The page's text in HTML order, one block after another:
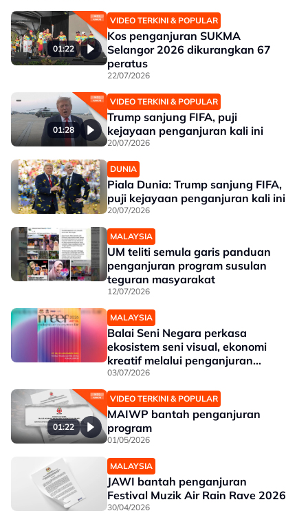
01:22
VIDEO TERKINI & POPULAR
Kos penganjuran SUKMA
Selangor 2026 dikurangkan 67
peratus
22/07/2026
01:28
VIDEO TERKINI & POPULAR
Trump sanjung FIFA, puji
kejayaan penganjuran kali ini
20/07/2026
DUNIA
Piala Dunia: Trump sanjung FIFA,
puji kejayaan penganjuran kali ini
20/07/2026
MALAYSIA
UM teliti semula garis panduan
penganjuran program susulan
teguran masyarakat
12/07/2026
MALAYSIA
Balai Seni Negara perkasa
ekosistem seni visual, ekonomi
kreatif melalui penganjuran
MAEF 2026
03/07/2026
01:22
VIDEO TERKINI & POPULAR
MAIWP bantah penganjuran
program
01/05/2026
MALAYSIA
JAWI bantah penganjuran
Festival Muzik Air Rain Rave 2026
30/04/2026